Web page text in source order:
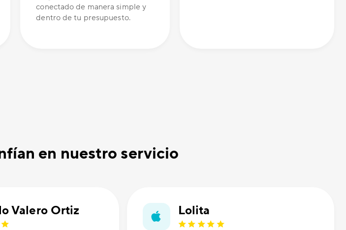
conectado de manera simple y
dentro de tu presupuesto.
en nuestro servicio
Valero Ortiz Lolita